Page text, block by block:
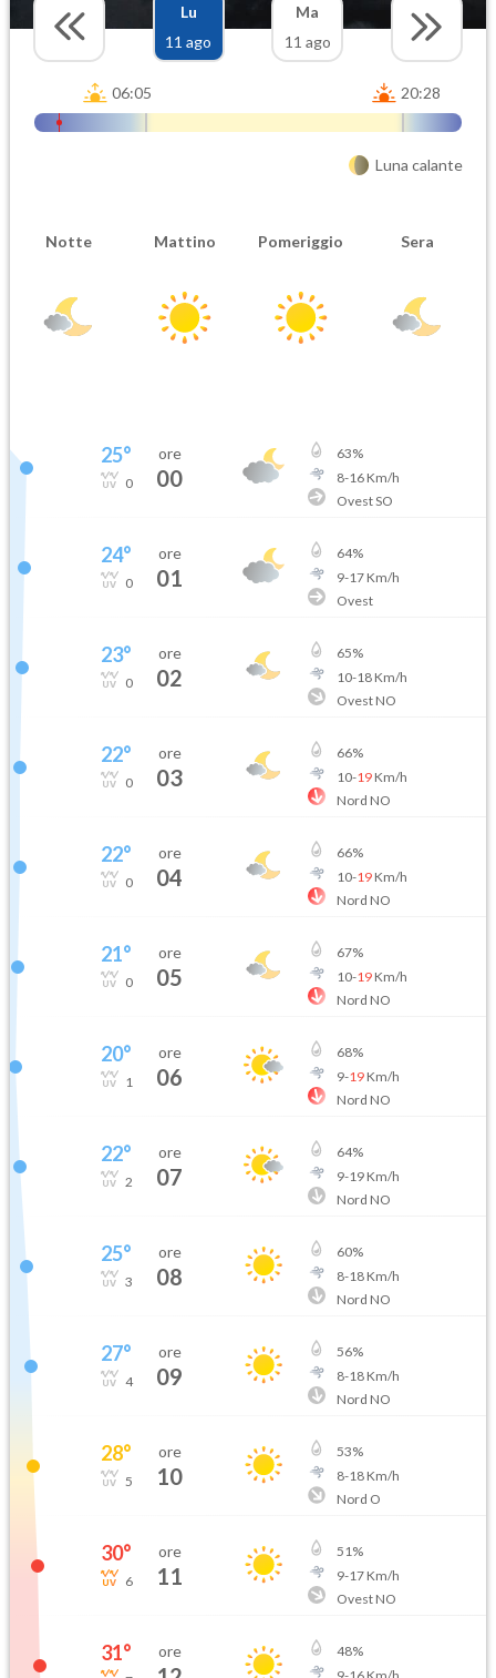
Lu
11 ago
Ma
11 ago
06:05 20:28
Luna calante
Notte Mattino Pomeriggio Sera
25°
0
ore
00
63%
8-16Km/h
Ovest SO
24°
0
ore
01
64%
9-17Km/h
Ovest
23°
0
ore
02
65%
10-18Km/h
Ovest NO
22°
0
ore
03
66%
10-19Km/h
Nord NO
22°
0
ore
04
66%
10-19Km/h
Nord NO
21°
0
ore
05
67%
10-19Km/h
Nord NO
20°
1
ore
06
68%
9-19Km/h
Nord NO
22°
2
ore
07
64%
9-19Km/h
Nord NO
25°
3
ore
08
60%
8-18Km/h
Nord NO
27°
4
ore
09
56%
8-18Km/h
Nord NO
28°
5
ore
10
53%
8-18Km/h
Nord O
30°
6
ore
11
51%
9-17Km/h
Ovest NO
31° ore 48%